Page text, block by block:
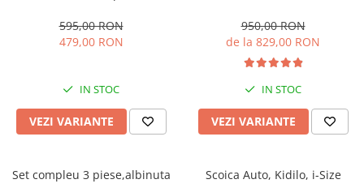
Pantaloni de exterior
Bluze si pulovere
Hainute bumbac organic
Bluze si pulovere
Babetele
Jucarii gonflabile
Jucarii de nisip
Trotinete si biciclete
Carucioare papusi
cu lumini si muzica, SL07
595,00 RON
479,00 RON
IN STOC
VEZI VARIANTE
luni - 3 ani, Original L-Sun
950,00 RON
de la 829,00 RON
IN STOC
VEZI VARIANTE
Set compleu 3 piese,albinuta Scoica Auto, Kidilo, i-Size